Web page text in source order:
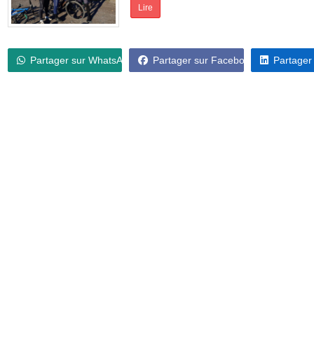
Lire
Partager sur WhatsApp Partager sur Facebook